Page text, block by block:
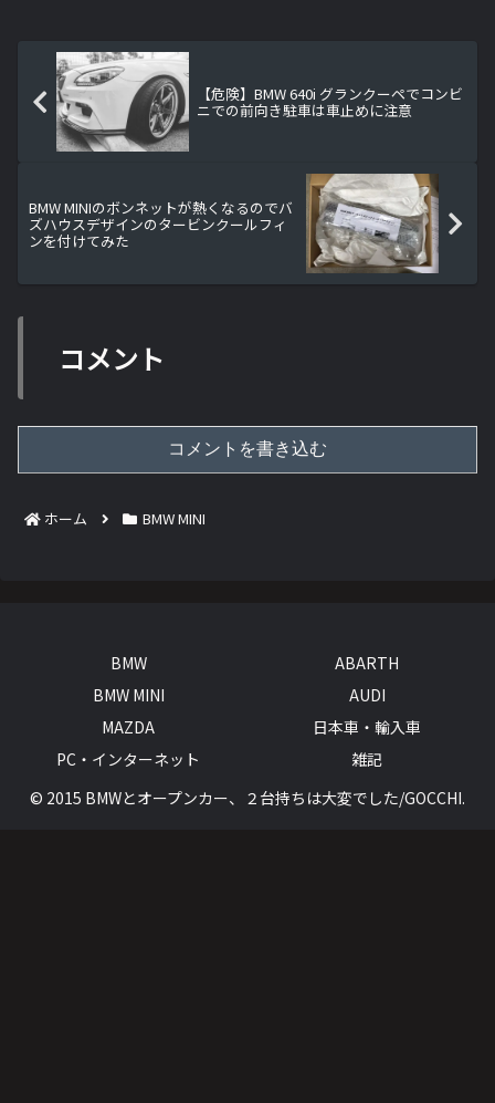
【危険】BMW 640i グランクーペでコンビ
ニでの前向き駐車は車止めに注意
BMW MINIのボンネットが熱くなるのでバ
ズハウスデザインのタービンクールフィ
ンを付けてみた
コメント
コメントを書き込む
ホーム BMW MINI
BMW
ABARTH
BMW MINI
AUDI
MAZDA
日本車・輸入車
PC・インターネット
雑記
© 2015 BMWとオープンカー、２台持ちは大変でした/GOCCHI.